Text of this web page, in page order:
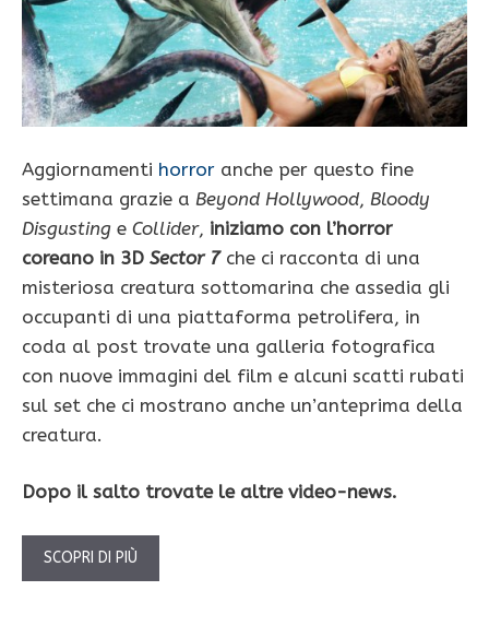
Aggiornamenti horror anche per questo fine
settimana grazie a Beyond Hollywood, Bloody
Disgusting e Collider, iniziamo con l’horror
coreano in 3D Sector 7che ci racconta di una
misteriosa creatura sottomarina che assedia gli
occupanti di una piattaforma petrolifera, in
coda al post trovate una galleria fotografica
con nuove immagini del film e alcuni scatti rubati
sul set che ci mostrano anche un’anteprima della
creatura.
Dopo il salto trovate le altre video-news.
SCOPRI DI PIÙ